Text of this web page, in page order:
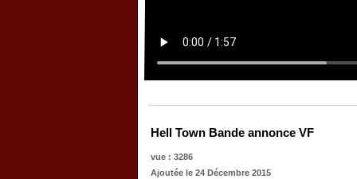
Hell Town Bande annonce VF
vue : 3286
Ajoutée le 24 Décembre 2015